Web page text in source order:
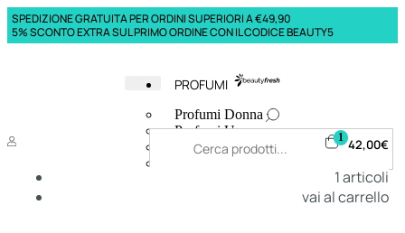
SPEDIZIONE GRATUITA PER ORDINI SUPERIORI A €49,90
5% SCONTO EXTRA SUL PRIMO ORDINE CON IL CODICE BEAUTY5
PROFUMI
Profumi Donna
Profumi Uomo
Deodoranti Donna
1 42,00€
1articoli
vai al carrello